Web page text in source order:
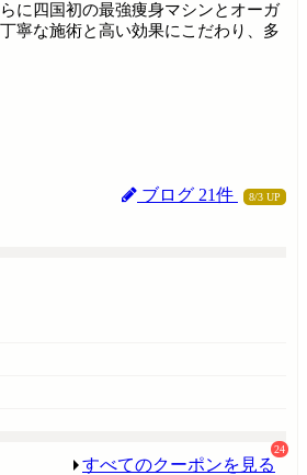
ブログ 21件 8/3 UP
に四国初の最強痩身マシンとオーガ
寧な施術と高い効果にこだわり、多
すべてのクーポンを見る
24